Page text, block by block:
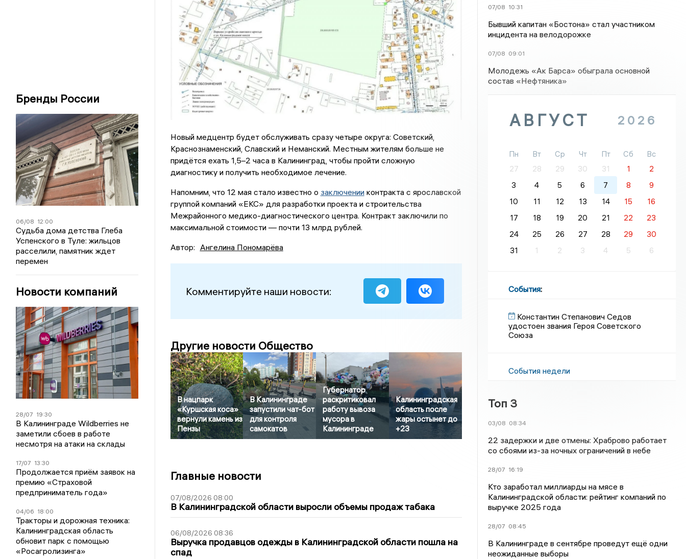
Бренды России
06/08 12:00
Судьба дома детства Глеба
Успенского в Туле: жильцов
расселили, памятник ждет
перемен
Новости компаний
28/07 19:30
В Калининграде Wildberries не
заметили сбоев в работе
несмотря на атаки на склады
17/07 13:30
Продолжается приём заявок на
премию «Страховой
предприниматель года»
04/06 18:00
Тракторы и дорожная техника:
Калининградская область
обновит парк с помощью
«Росагролизинга»
Новый медцентр будет обслуживать сразу четыре округа: Советский,
Краснознаменский, Славский и Неманский. Местным жителям больше не
придётся ехать 1,5–2 часа в Калининград, чтобы пройти сложную
диагностику и получить необходимое лечение.
Напомним, что 12 мая стало известно о заключенииконтракта с ярославской
группой компаний «ЕКС» для разработки проекта и строительства
Межрайонного медико-диагностического центра. Контракт заключили по
максимальной стоимости — почти 13 млрд рублей.
Автор: Ангелина Пономарёва
Комментируйте наши новости:
Другие новости Общество
В нацпарк
«Куршская коса»
вернули камень из
Пензы
В Калининграде
запустили чат-бот
для контроля
самокатов
Губернатор
раскритиковал
работу вывоза
мусора в
Калининграде
Калининградская
область после
жары остынет до
+23
Главные новости
07/08/2026 08:00
В Калининградской области выросли объемы продаж табака
06/08/2026 08:36
Выручка продавцов одежды в Калининградской области пошла на
спад
07/08 10:31
Бывший капитан «Бостона» стал участником
инцидента на велодорожке
07/08 09:01
Молодежь «Ак Барса» обыграла основной
состав «Нефтяника»
АВГУСТ 2026
Пн Вт Ср Чт Пт Сб
Вс
27
28 29 30 31 1
2
3
4 5 6 7 8
9
10
11 12 13 14 15
16
17
18 19 20 21 22
23
24
25 26 27 28 29
30
31
1 2 3 4 5 6
События:
Константин Степанович Седов
удостоен звания Героя Советского
Союза
События недели
Топ 3
03/08 08:34
22 задержки и две отмены: Храброво работает
со сбоями из-за ночных ограничений в небе
28/07 16:19
Кто заработал миллиарды на мясе в
Калининградской области: рейтинг компаний по
выручке 2025 года
28/07 08:45
В Калининграде в сентябре проведут ещё одни
неожиданные выборы